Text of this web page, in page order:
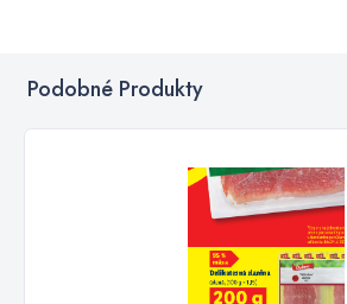
Podobné Produkty